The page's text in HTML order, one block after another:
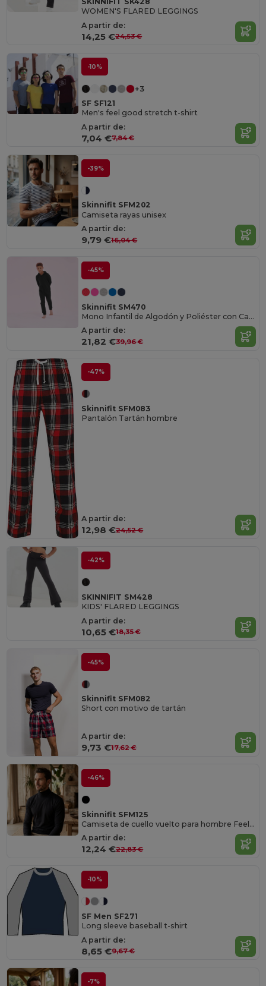
WOMEN'S FLARED LEGGINGS
A partir de:
14,25 €24,53 €
-10%
+3
SF SF121
Men's feel good stretch t-shirt
A partir de:
7,04 €7,84 €
-39%
Skinnifit SFM202
Camiseta rayas unisex
A partir de:
9,79 €16,04 €
-45%
Skinnifit SM470
Mono Infantil de Algodón y Poliéster con Capucha
A partir de:
21,82 €39,96 €
-47%
Skinnifit SFM083
Pantalón Tartán hombre
A partir de:
12,98 €24,52 €
-42%
SKINNIFIT SM428
KIDS' FLARED LEGGINGS
A partir de:
10,65 €18,35 €
-45%
Skinnifit SFM082
Short con motivo de tartán
A partir de:
9,73 €17,62 €
-46%
Skinnifit SFM125
Camiseta de cuello vuelto para hombre Feel Good
A partir de:
12,24 €22,83 €
-10%
SF Men SF271
Long sleeve baseball t-shirt
A partir de:
8,65 €9,67 €
-7%